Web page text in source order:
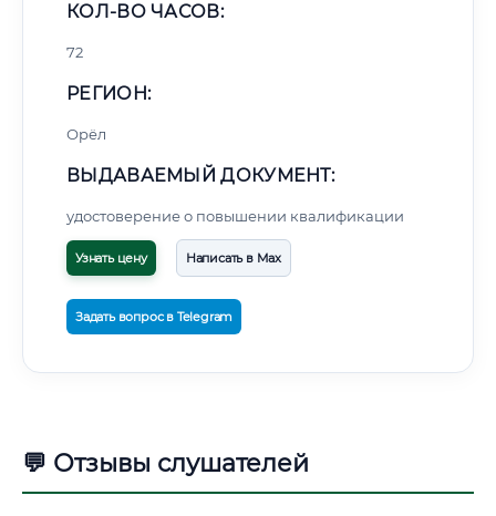
КОЛ-ВО ЧАСОВ:
72
РЕГИОН:
Орёл
ВЫДАВАЕМЫЙ ДОКУМЕНТ:
удостоверение о повышении квалификации
Узнать цену Написать в Max
Задать вопрос в Telegram
💬 Отзывы слушателей